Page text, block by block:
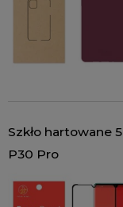
Szkło hartowane
P30 Pro